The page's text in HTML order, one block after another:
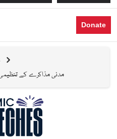
Donate
مدنی مذاکرے کے تنظیمی و